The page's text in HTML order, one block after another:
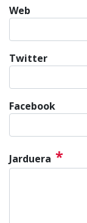
Web
Twitter
Facebook
Jarduera *